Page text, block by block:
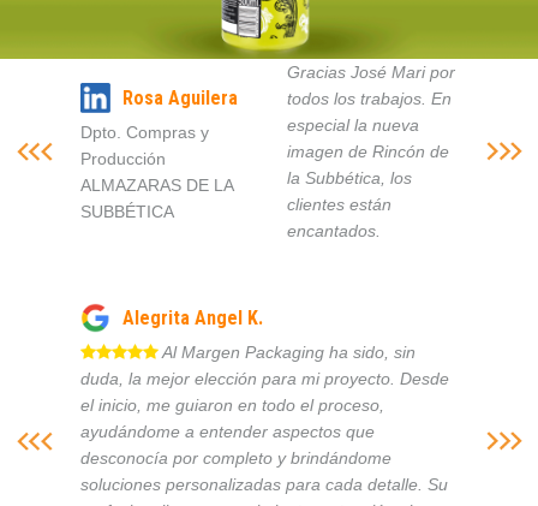
Rosa Aguilera
Dpto. Compras y
Producción
ALMAZARAS DE LA
SUBBÉTICA
Gracias José Mari por
todos los trabajos. En
especial la nueva
imagen de Rincón de
la Subbética, los
clientes están
encantados.
Alegrita Angel K.
Al Margen Packaging ha sido, sin
duda, la mejor elección para mi proyecto. Desde
el inicio, me guiaron en todo el proceso,
ayudándome a entender aspectos que
desconocía por completo y brindándome
soluciones personalizadas para cada detalle. Su